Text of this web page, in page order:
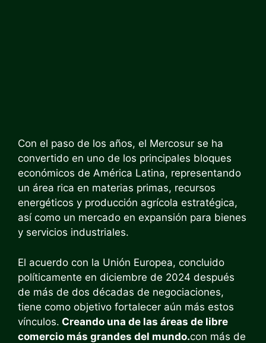
Con el paso de los años, el Mercosur se ha
convertido en uno de los principales bloques
económicos de América Latina, representando
un área rica en materias primas, recursos
energéticos y producción agrícola estratégica,
así como un mercado en expansión para bienes
y servicios industriales.
El acuerdo con la Unión Europea, concluido
políticamente en diciembre de 2024 después
de más de dos décadas de negociaciones,
tiene como objetivo fortalecer aún más estos
vínculos. Creando una de las áreas de libre
comercio más grandes del mundo.con más de